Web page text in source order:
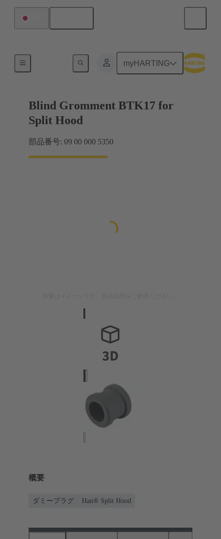
myHARTING
Blind Gromment BTK17 for
Split Hood
部品番号: 09 00 000 5350
概要
ダミープラグ Han® Split Hood